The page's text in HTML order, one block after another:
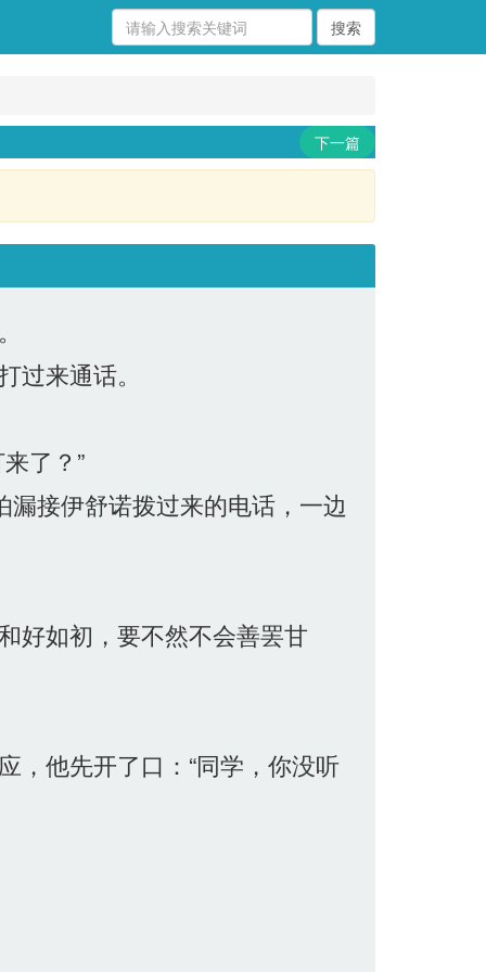
下一篇
来通话。
了？”
接伊舒诺拨过来的电话，一边
好如初，要不然不会善罢甘
，他先开了口：“同学，你没听